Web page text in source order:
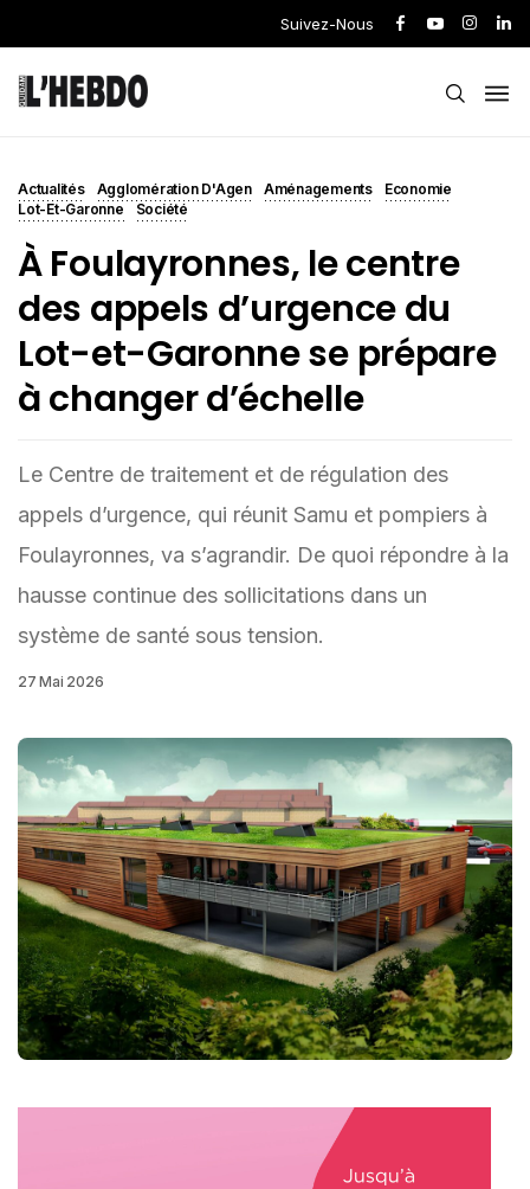
Suivez-Nous
Actualités Agglomération D'Agen Aménagements
Economie
Lot-Et-Garonne
Société
À Foulayronnes, le centre
des appels d’urgence du
Lot-et-Garonne se prépare
à changer d’échelle
Le Centre de traitement et de régulation des
appels d’urgence, qui réunit Samu et pompiers à
Foulayronnes, va s’agrandir. De quoi répondre à la
hausse continue des sollicitations dans un
système de santé sous tension.
27 Mai 2026